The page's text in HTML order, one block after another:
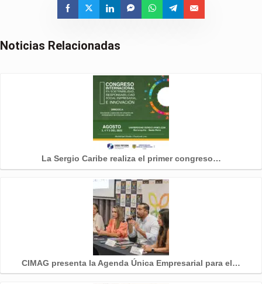
Noticias Relacionadas
La Sergio Caribe realiza el primer congreso…
CIMAG presenta la Agenda Única Empresarial para el…